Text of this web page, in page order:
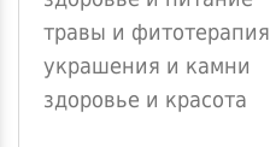
травы и фитотерапия
украшения и камни
здоровье и красота